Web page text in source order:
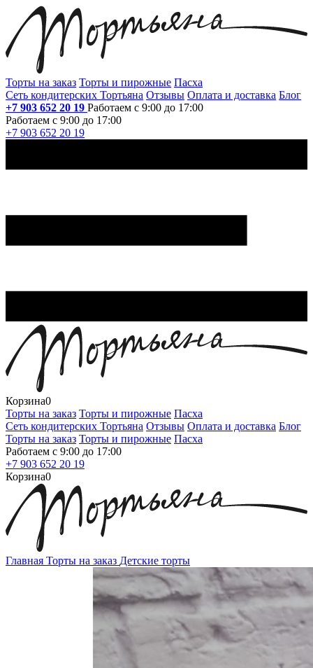
Торты на заказ Торты и пирожные Пасха
Сеть кондитерских Тортьяна Отзывы Оплата и доставка Блог
+7 903 652 20 19 Работаем с 9:00 до 17:00
Работаем с 9:00 до 17:00
+7 903 652 20 19
Корзина0
Торты на заказ Торты и пирожные Пасха
Сеть кондитерских Тортьяна Отзывы Оплата и доставка Блог
Торты на заказ Торты и пирожные Пасха
Работаем с 9:00 до 17:00
+7 903 652 20 19
Корзина0
Главная Торты на заказ Детские торты